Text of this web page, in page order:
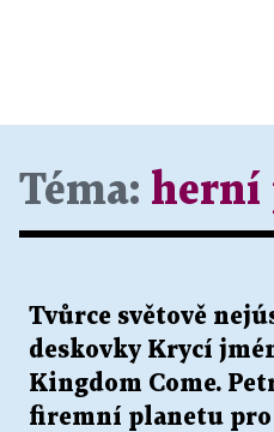
Téma: herní
Tvůrce světově
deskovky Krycí
Kingdom Come.
firemní planetu pro